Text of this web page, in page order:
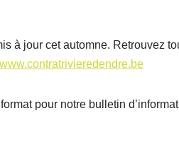
à jour cet automne. Retrouvez
www.contratrivieredendre.be
pour notre bulletin